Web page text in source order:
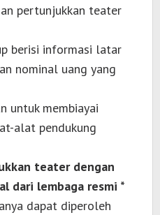
pertunjukkan teater
berisi informasi latar
nominal uang yang
untuk membiayai
alat pendukung
teater dengan
dari lembaga resmi *
dapat diperoleh